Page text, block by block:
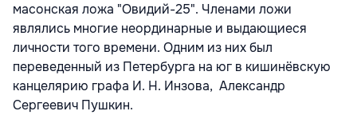
масонская ложа "Овидий-25". Членами ложи
являлись многие неординарные и выдающиеся
личности того времени. Одним из них был
переведенный из Петербурга на юг в кишинёвскую
канцелярию графа И. Н. Инзова, Александр
Сергеевич Пушкин.